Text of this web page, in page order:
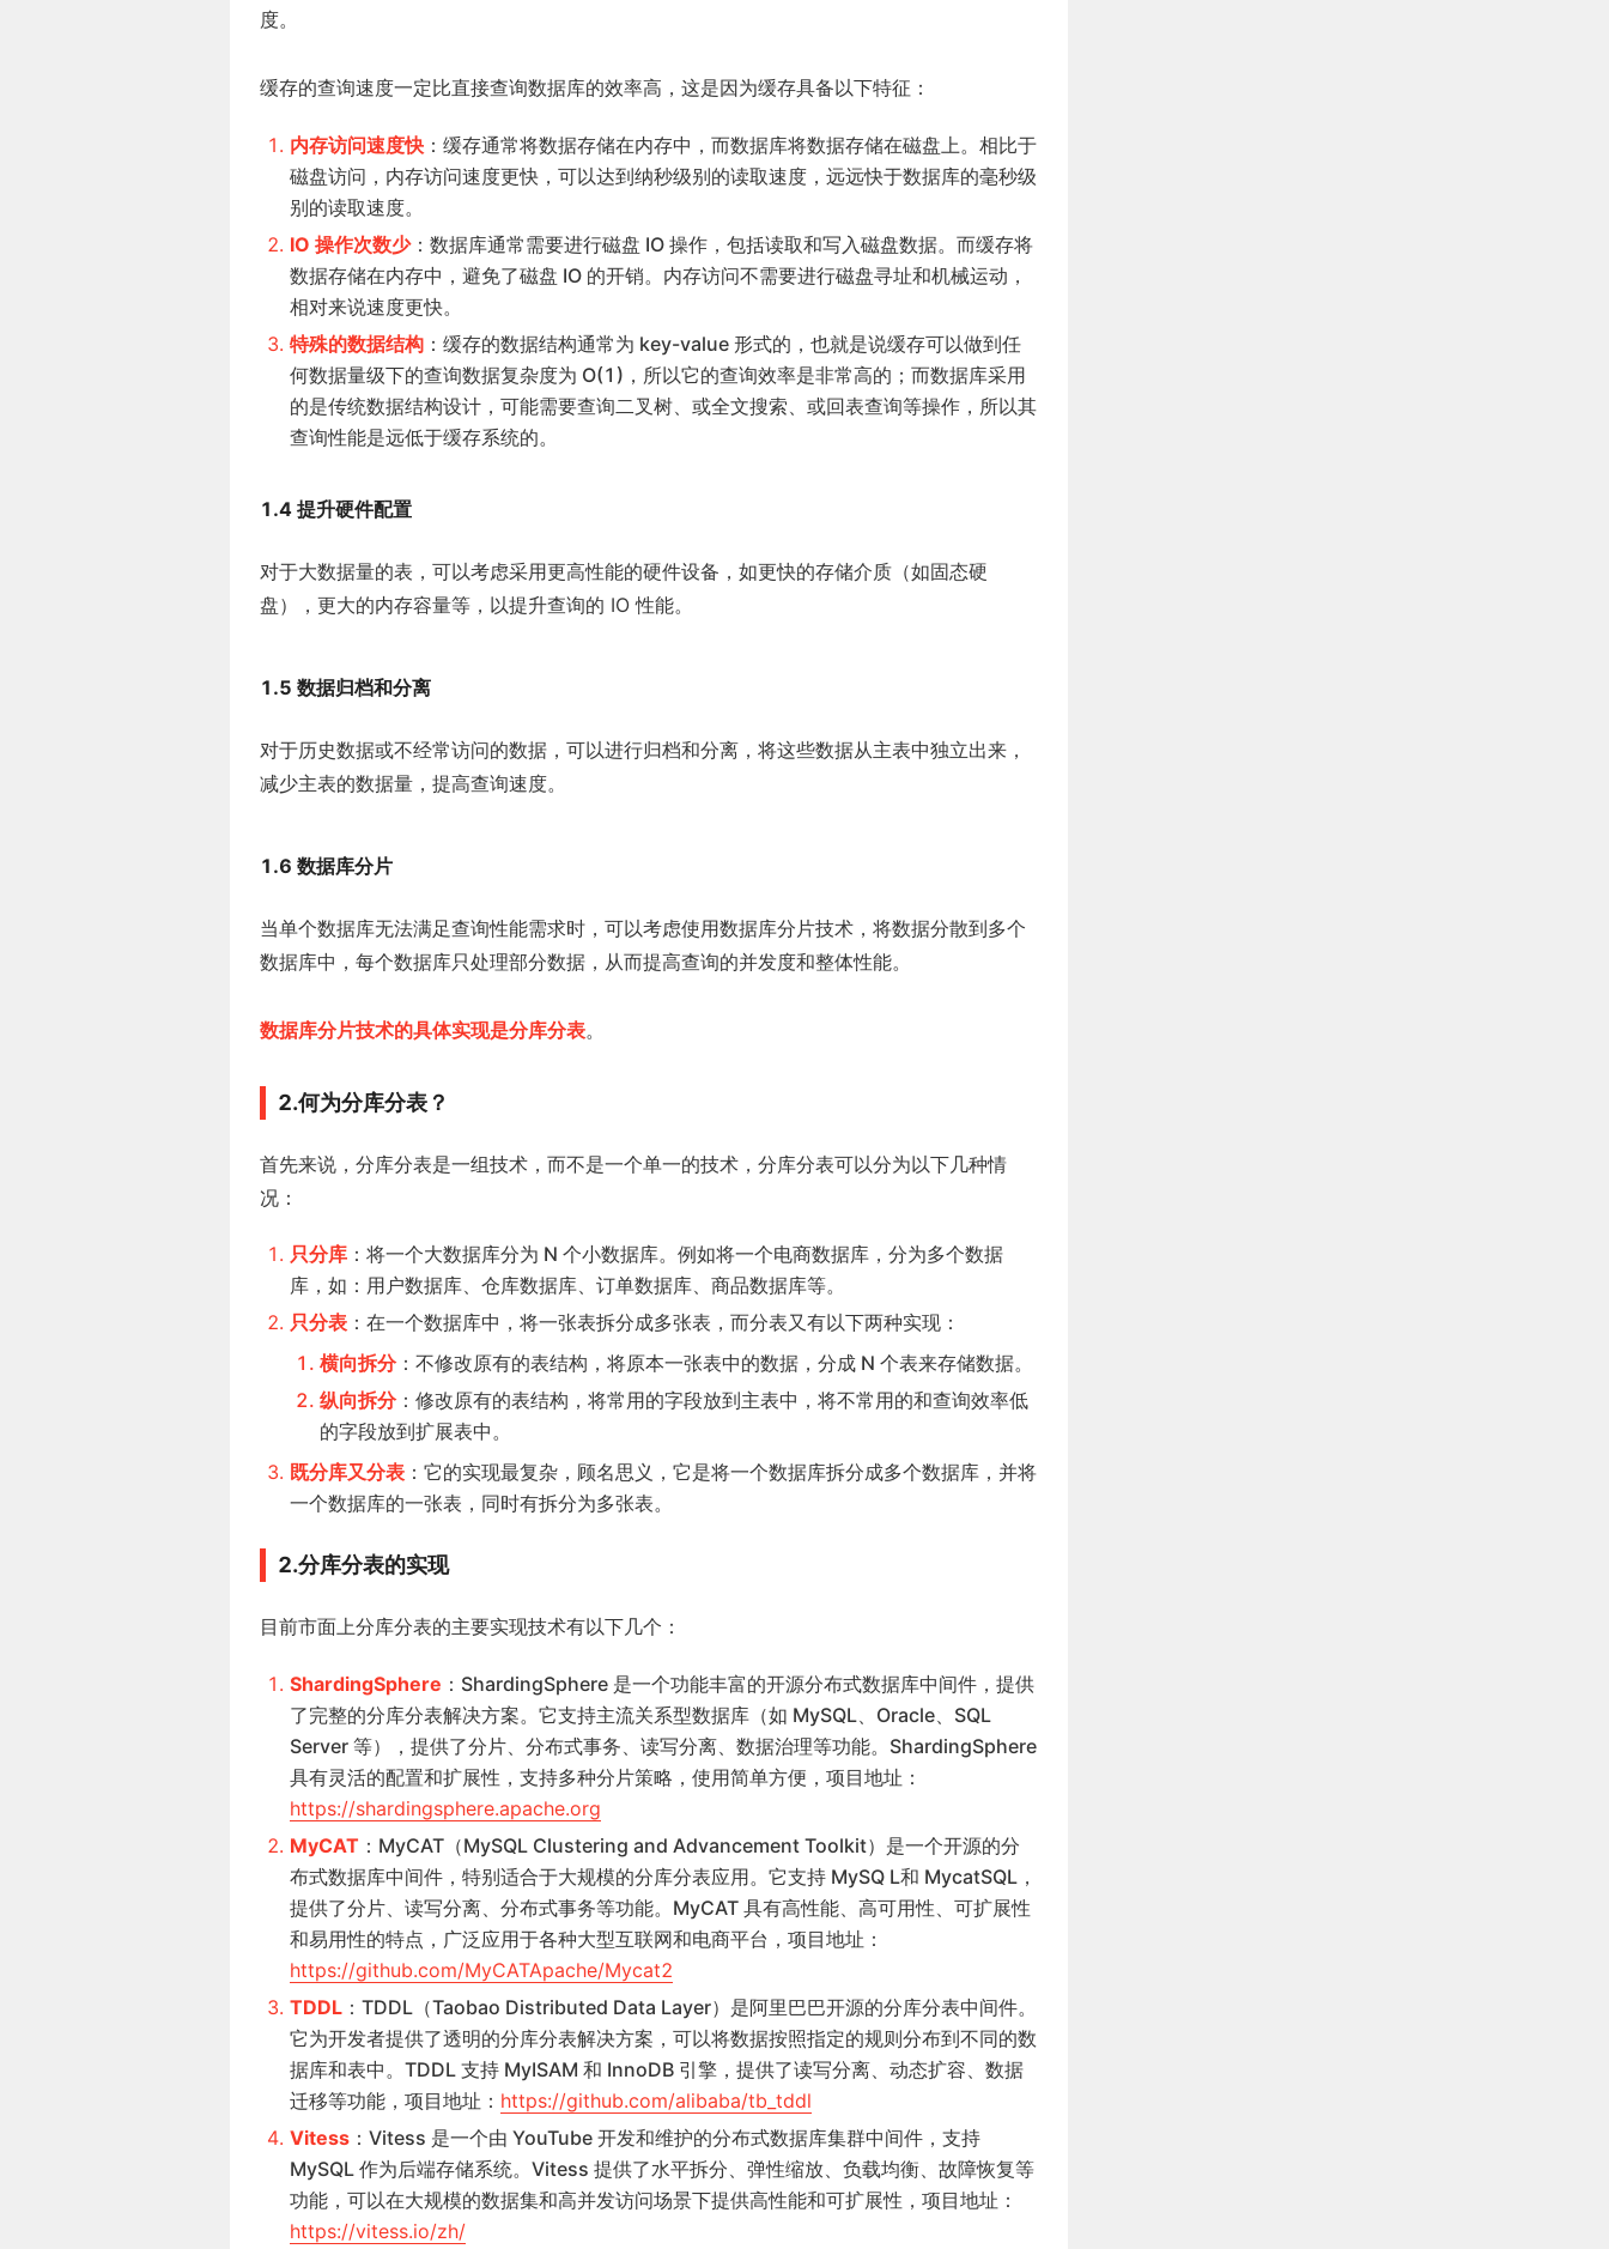
度。
缓存的查询速度一定比直接查询数据库的效率高，这是因为缓存具备以下特征：
内存访问速度快 ：缓存通常将数据存储在内存中，而数据库将数据存储在磁盘上。相比于
磁盘访问，内存访问速度更快，可以达到纳秒级别的读取速度，远远快于数据库的毫秒级
别的读取速度。
IO 操作次数少：数据库通常需要进行磁盘 IO 操作，包括读取和写入磁盘数据。而缓存将
数据存储在内存中，避免了磁盘 IO 的开销。内存访问不需要进行磁盘寻址和机械运动，
相对来说速度更快。
特殊的数据结构 ：缓存的数据结构通常为 key-value 形式的，也就是说缓存可以做到任
何数据量级下的查询数据复杂度为 O(1)，所以它的查询效率是非常高的；而数据库采用
的是传统数据结构设计，可能需要查询二叉树、或全文搜索、或回表查询等操作，所以其
查询性能是远低于缓存系统的。
1.4 提升硬件配置
对于大数据量的表，可以考虑采用更高性能的硬件设备，如更快的存储介质（如固态硬
盘），更大的内存容量等，以提升查询的 IO 性能。
1.5 数据归档和分离
对于历史数据或不经常访问的数据，可以进行归档和分离，将这些数据从主表中独立出来，
减少主表的数据量，提高查询速度。
1.6 数据库分片
当单个数据库无法满足查询性能需求时，可以考虑使用数据库分片技术，将数据分散到多个
数据库中，每个数据库只处理部分数据，从而提高查询的并发度和整体性能。
数据库分片技术的具体实现是分库分表。
2.何为分库分表？
首先来说，分库分表是一组技术，而不是一个单一的技术，分库分表可以分为以下几种情
况：
只分库 ：将一个大数据库分为 N 个小数据库。例如将一个电商数据库，分为多个数据
库，如：用户数据库、仓库数据库、订单数据库、商品数据库等。
只分表 ：在一个数据库中，将一张表拆分成多张表，而分表又有以下两种实现：
横向拆分：不修改原有的表结构，将原本一张表中的数据，分成 N 个表来存储数据。
纵向拆分：修改原有的表结构，将常用的字段放到主表中，将不常用的和查询效率低
的字段放到扩展表中。
既分库又分表 ：它的实现最复杂，顾名思义，它是将一个数据库拆分成多个数据库，并将
一个数据库的一张表，同时有拆分为多张表。
2.分库分表的实现
目前市面上分库分表的主要实现技术有以下几个：
ShardingSphere ：ShardingSphere 是一个功能丰富的开源分布式数据库中间件，提供
了完整的分库分表解决方案。它支持主流关系型数据库（如 MySQL、Oracle、SQL
Server 等），提供了分片、分布式事务、读写分离、数据治理等功能。ShardingSphere
具有灵活的配置和扩展性，支持多种分片策略，使用简单方便，项目地址：
https://shardingsphere.apache.org
MyCAT ：MyCAT（MySQL Clustering and Advancement Toolkit）是一个开源的分
布式数据库中间件，特别适合于大规模的分库分表应用。它支持 MySQ L和 MycatSQL，
提供了分片、读写分离、分布式事务等功能。MyCAT 具有高性能、高可用性、可扩展性
和易用性的特点，广泛应用于各种大型互联网和电商平台，项目地址：
https://github.com/MyCATApache/Mycat2
TDDL ：TDDL（Taobao Distributed Data Layer）是阿里巴巴开源的分库分表中间件。
它为开发者提供了透明的分库分表解决方案，可以将数据按照指定的规则分布到不同的数
据库和表中。TDDL 支持 MyISAM 和 InnoDB 引擎，提供了读写分离、动态扩容、数据
迁移等功能，项目地址： https://github.com/alibaba/tb_tddl
Vitess ：Vitess 是一个由 YouTube 开发和维护的分布式数据库集群中间件，支持
MySQL 作为后端存储系统。Vitess 提供了水平拆分、弹性缩放、负载均衡、故障恢复等
功能，可以在大规模的数据集和高并发访问场景下提供高性能和可扩展性，项目地址：
https://vitess.io/zh/